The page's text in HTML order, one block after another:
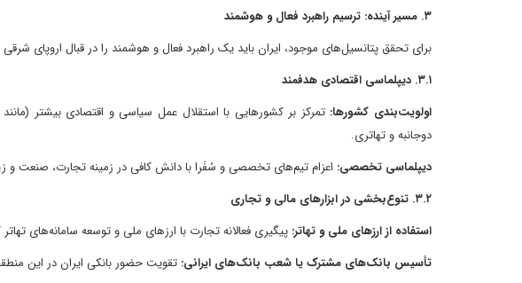
۳. مسیر آینده: ترسیم راهبرد فعال و هوشمند
برای تحقق پتانسیل‌های موجود، ایران باید یک راهبرد فعال و هوشمند را در قبال اروپای شرقی
۳.۱. دیپلماسی اقتصادی هدفمند
اولویت‌بندی کشورها: تمرکز بر کشورهایی با استقلال عمل سیاسی و اقتصادی بیشتر
دوجانبه و تهاتری.
دیپلماسی تخصصی: اعزام تیم‌های تخصصی و سُفَرا با دانش کافی در زمینه تجارت، صنعت و
۳.۲. تنوع‌بخشی در ابزارهای مالی و تجاری
استفاده از ارزهای ملی و تهاتر: پیگیری فعالانه تجارت با ارزهای ملی و توسعه سامانه‌های
تأسیس بانک‌های مشترک یا شعب بانک‌های ایرانی: تقویت حضور بانکی ایران در این